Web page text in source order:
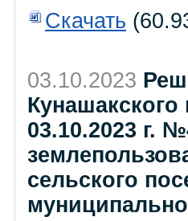
Скачать
03.10.2023
03.10.2023 г.
сельского